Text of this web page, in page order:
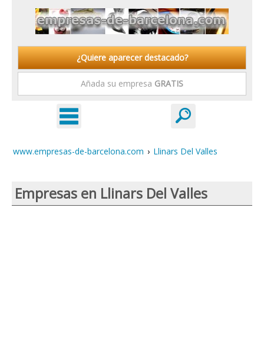
¿Quiere aparecer destacado?
Añada su empresa GRATIS
www.empresas-de-barcelona.com › Llinars Del Valles
Empresas en Llinars Del Valles